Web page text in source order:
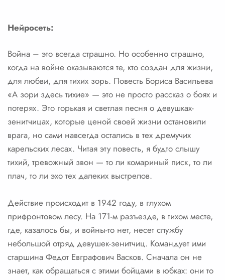
Нейросеть:
Война – это всегда страшно. Но особенно страшно,
когда на войне оказываются те, кто создан для жизни,
для любви, для тихих зорь. Повесть Бориса Васильева
«А зори здесь тихие» — это не просто рассказ о боях и
потерях. Это горькая и светлая песня о девушках-
зенитчицах, которые ценой своей жизни остановили
врага, но сами навсегда остались в тех дремучих
карельских лесах. Читая эту повесть, я будто слышу
тихий, тревожный звон — то ли комариный писк, то ли
плач, то ли эхо тех далеких выстрелов.
Действие происходит в 1942 году, в глухом
прифронтовом лесу. На 171-м разъезде, в тихом месте,
где, казалось бы, и войны-то нет, несет службу
небольшой отряд девушек-зенитчиц. Командует ими
старшина Федот Евграфович Васков. Сначала он не
знает, как обращаться с этими бойцами в юбках: они то